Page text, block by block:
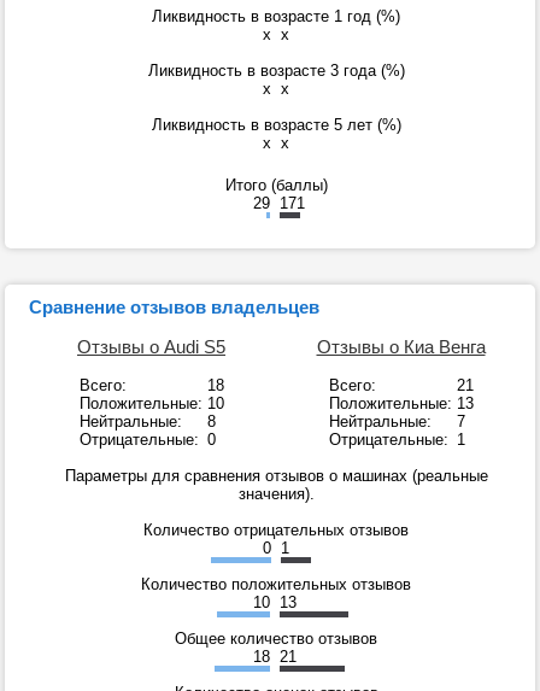
Ликвидность в возрасте 1 год (%)
x x
Ликвидность в возрасте 3 года (%)
x x
Ликвидность в возрасте 5 лет (%)
x x
Итого (баллы)
29 171
Сравнение отзывов владельцев
Отзывы о Audi S5
Всего:
18
Положительные: 10
Нейтральные:
8
Отрицательные: 0
Отзывы о Киа Венга
Всего:
21
Положительные: 13
Нейтральные:
7
Отрицательные: 1
Параметры для сравнения отзывов о машинах (реальные
значения).
Количество отрицательных отзывов
0 1
Количество положительных отзывов
10 13
Общее количество отзывов
18 21